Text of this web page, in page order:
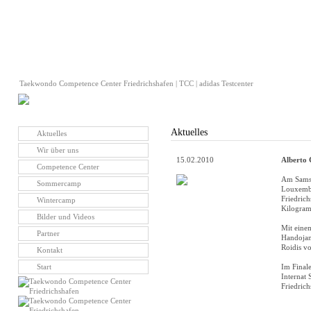
Taekwondo Competence Center Friedrichshafen | TCC | adidas Testcenter
Aktuelles
Wir über uns
Competence Center
Sommercamp
Wintercamp
Bilder und Videos
Partner
Kontakt
Start
Aktuelles
15.02.2010 Alberto
Am
Mit
Roidis
Im
Internat